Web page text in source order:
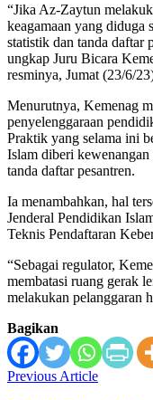
“Jika Az-Zaytun
keagamaan yang diduga
statistik dan tanda daftar
ungkap Juru Bicara
resminya, Jumat (23/6/
Menurutnya, Kemenag
penyelenggaraan
Praktik yang selama ini
Islam diberi
tanda daftar pesantren.
Ia menambahkan, hal
Jenderal Pendidikan
Teknis Pendaftaran
“Sebagai regulator,
membatasi ruang gerak
melakukan pelanggaran
Bagikan
Previous Article